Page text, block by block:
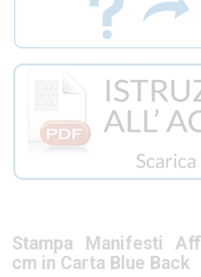
Stampa Manifesti
cm in Carta Blue Back